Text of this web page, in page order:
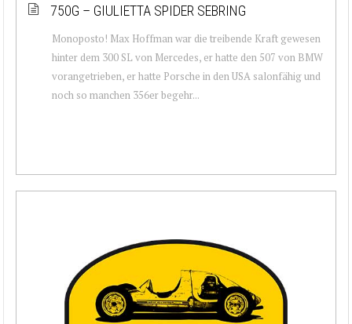
750G – GIULIETTA SPIDER SEBRING
Monoposto! Max Hoffman war die treibende Kraft gewesen
hinter dem 300 SL von Mercedes, er hatte den 507 von BMW
vorangetrieben, er hatte Porsche in den USA salonfähig und
noch so manchen 356er begehr...